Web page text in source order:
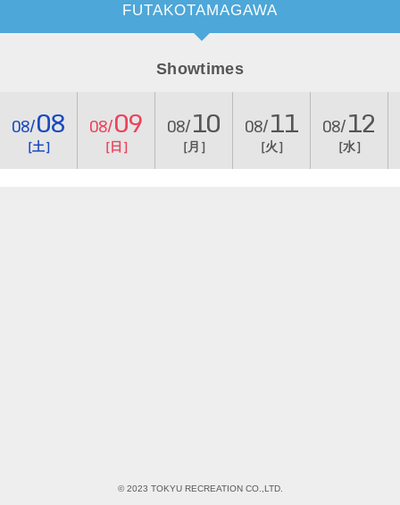
FUTAKOTAMAGAWA
Showtimes
08/08
［土］
08/09
［日］
08/10
［月］
08/11
［火］
08/12
［水］
© 2023 TOKYU RECREATION CO.,LTD.